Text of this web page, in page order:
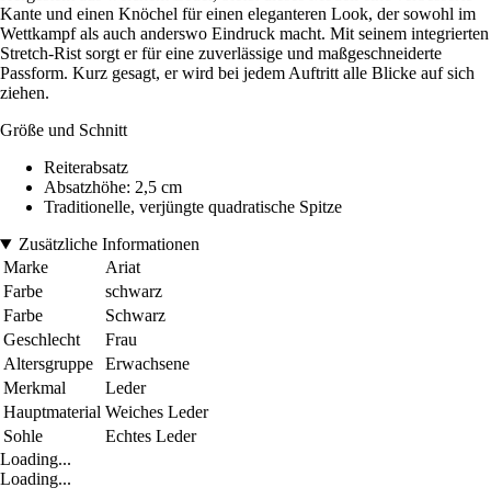
Kante und einen Knöchel für einen eleganteren Look, der sowohl im
Wettkampf als auch anderswo Eindruck macht. Mit seinem integrierten
Stretch-Rist sorgt er für eine zuverlässige und maßgeschneiderte
Passform. Kurz gesagt, er wird bei jedem Auftritt alle Blicke auf sich
ziehen.
Größe und Schnitt
Reiterabsatz
Absatzhöhe: 2,5 cm
Traditionelle, verjüngte quadratische Spitze
Zusätzliche Informationen
Marke
Ariat
Farbe
schwarz
Farbe
Schwarz
Geschlecht
Frau
Altersgruppe
Erwachsene
Merkmal
Leder
Hauptmaterial Weiches Leder
Sohle
Echtes Leder
Loading...
Loading...